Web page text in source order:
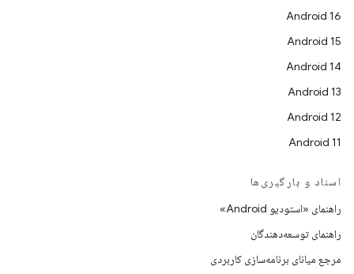
Android 16
Android 15
Android 14
Android 13
Android 12
Android 11
اسناد و بارگیری‌ها
راهنمای «استودیو Android»
راهنمای توسعه‌دهندگان
مرجع میانای برنامه‌سازی کاربردی